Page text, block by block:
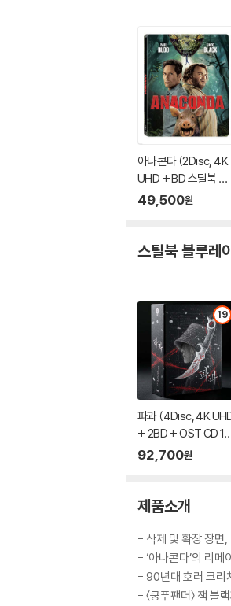
아나콘다 (2Disc, 4K
UHD + BD 스틸북 한
정판) : 블루레이
49,500원
스틸북 블루레
19
파과 (4Disc, 4K
+ 2BD + OST CD 15
00장 한정 스틸북 한정
92,700원
제품소개
- 삭제 및 확장 장면,
- ‘아나콘다’의 리
- 90년대 호러 크리
- 〈쿵푸팬더〉 잭 블